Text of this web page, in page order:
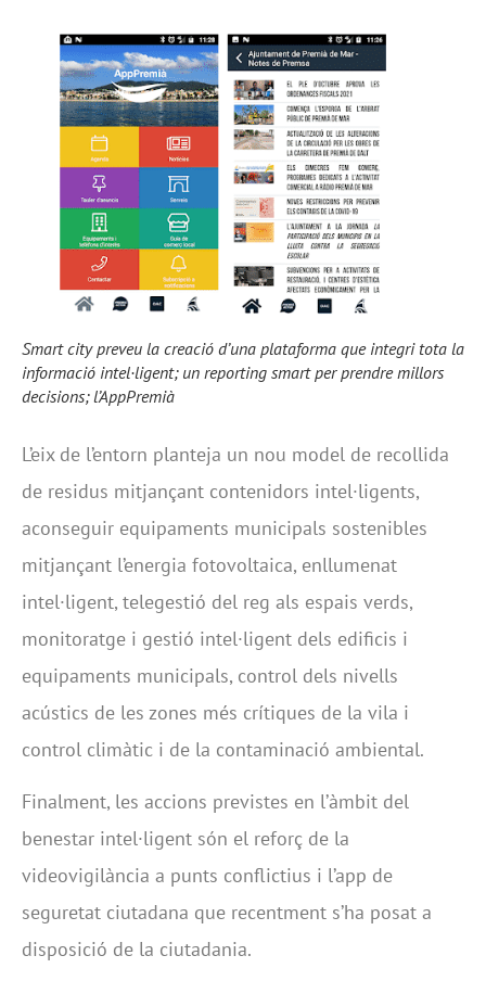
Smart city preveu la creació d’una plataforma que integri tota la
informació intel·ligent; un reporting smart per prendre millors
decisions; l’AppPremià
L’eix de l’entorn planteja un nou model de recollida
de residus mitjançant contenidors intel·ligents,
aconseguir equipaments municipals sostenibles
mitjançant l’energia fotovoltaica, enllumenat
intel·ligent, telegestió del reg als espais verds,
monitoratge i gestió intel·ligent dels edificis i
equipaments municipals, control dels nivells
acústics de les zones més crítiques de la vila i
control climàtic i de la contaminació ambiental.
Finalment, les accions previstes en l’àmbit del
benestar intel·ligent són el reforç de la
videovigilància a punts conflictius i l’app de
seguretat ciutadana que recentment s’ha posat a
disposició de la ciutadania.